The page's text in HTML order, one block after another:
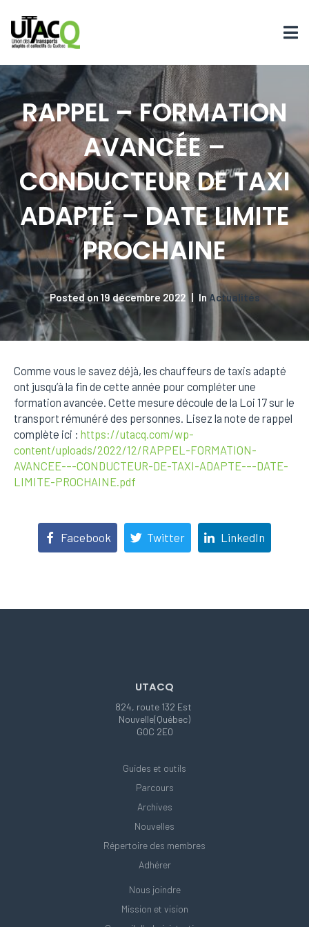
RAPPEL – FORMATION
AVANCÉE –
CONDUCTEUR DE TAXI
ADAPTÉ – DATE LIMITE
PROCHAINE
Posted on 19 décembre 2022 In Actualités
Comme vous le savez déjà, les chauffeurs de taxis adapté
ont jusqu’à la fin de cette année pour compléter une
formation avancée. Cette mesure découle de la Loi 17 sur le
transport rémunéré des personnes. Lisez la note de rappel
complète ici : https://utacq.com/wp-
content/uploads/2022/12/RAPPEL-FORMATION-
AVANCEE-–-CONDUCTEUR-DE-TAXI-ADAPTE-–-DATE-
LIMITE-PROCHAINE.pdf
Facebook Twitter LinkedIn
UTACQ
824, route 132 Est
Nouvelle(Québec)
G0C 2E0
Guides et outils
Parcours
Archives
Nouvelles
Répertoire des membres
Adhérer
Nous joindre
Mission et vision